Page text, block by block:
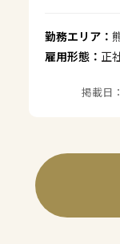
勤務エリア：
雇用形態： 正
掲載日